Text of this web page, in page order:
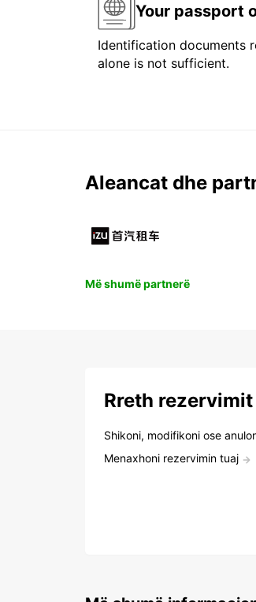
Your passport
Identification documents
alone is not sufficient.
Aleancat dhe
Më shumë partnerë
Rreth
Shikoni, modifikoni ose
Menaxhoni rezervimin tuaj